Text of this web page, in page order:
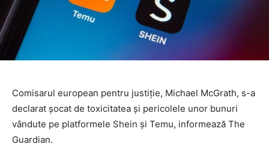
Comisarul european pentru justiție, Michael McGrath, s-a
declarat șocat de toxicitatea și pericolele unor bunuri
vândute pe platformele Shein și Temu, informează The
Guardian.